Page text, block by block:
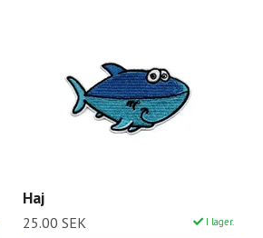
Haj
25.00 SEK I lager.